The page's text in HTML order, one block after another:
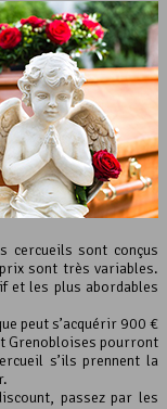
cercueils sont conçus
sont très variables.
et les plus abordables
peut s’acquérir 900 €
Grenobloises pourront
s’ils prennent la
passez par les